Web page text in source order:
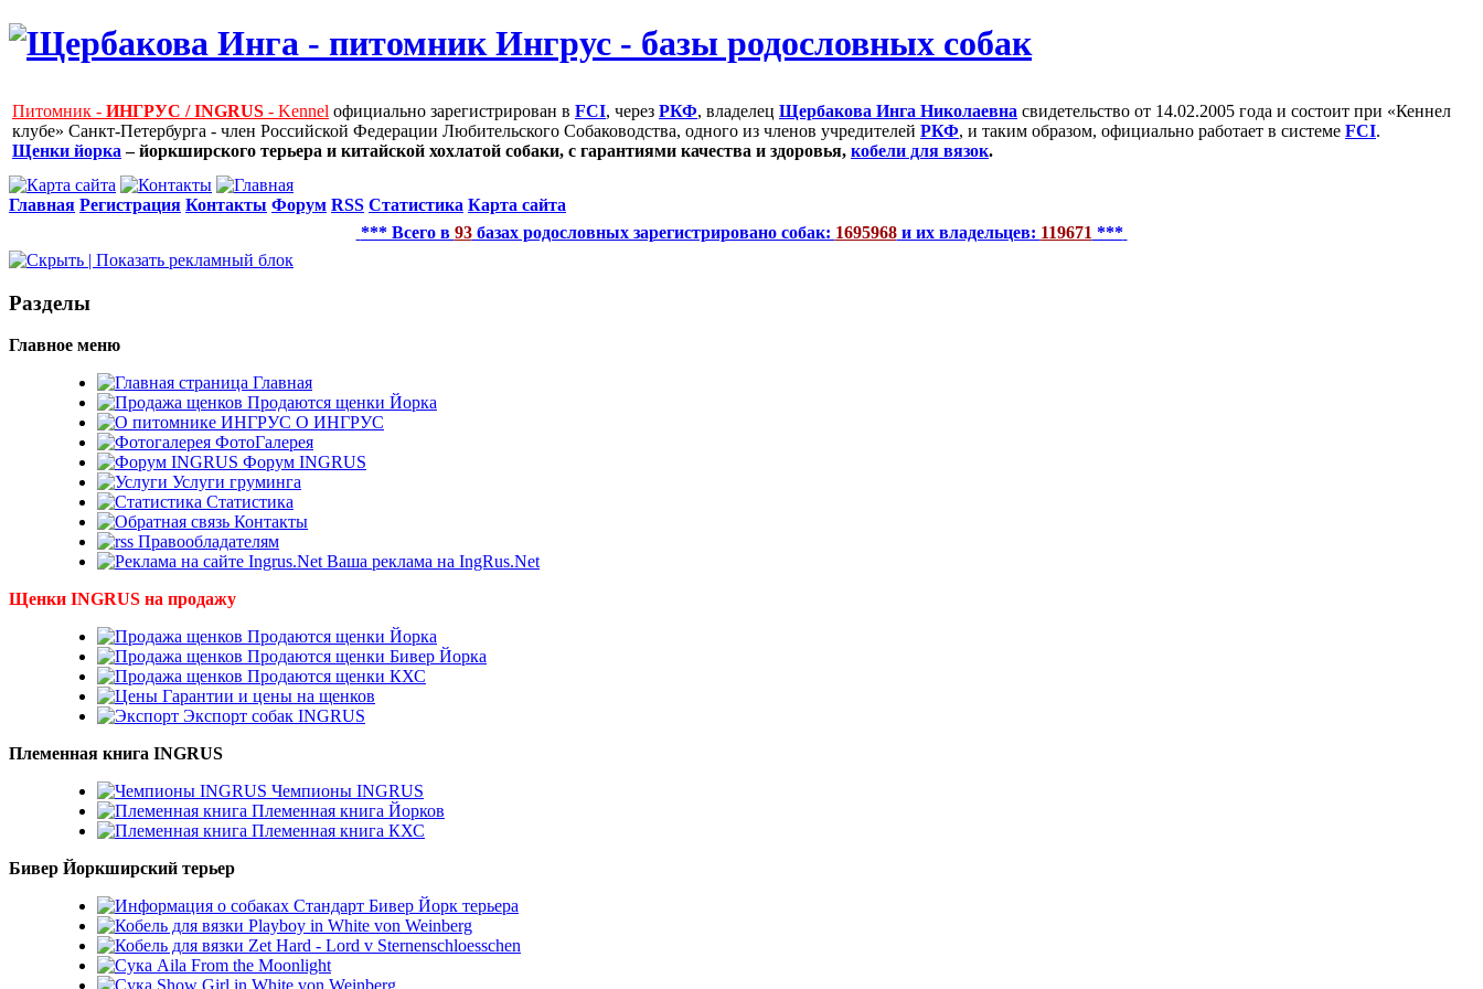
Питомник - ИНГРУС / INGRUS - Kennel официально зарегистрирован в FCI, через РКФ, владелец Щербакова Инга Николаевна свидетельство от 14.02.2005 года и состоит при «Кеннел
клубе» Санкт-Петербурга - член Российской Федерации Любительского Собаководства, одного из членов учредителей РКФ, и таким образом, официально работает в системе FCI.
Щенки йорка – йоркширского терьера и китайской хохлатой собаки, с гарантиями качества и здоровья, кобели для вязок.
Главная Регистрация Контакты Форум RSS Статистика Карта сайта
*** Всего в 93базах родословных зарегистрировано собак: 1695968и их владельцев: 119671 ***
Рaзделы
Главное меню
Главная
Продаются щенки Йорка
О ИНГРУС
ФотоГалерея
Форум INGRUS
Услуги груминга
Статистика
Контакты
Правообладателям
Ваша реклама на IngRus.Net
Щенки INGRUS на продажу
Продаются щенки Йорка
Продаются щенки Бивер Йорка
Продаются щенки КХС
Гарантии и цены на щенков
Экспорт собак INGRUS
Племенная книга INGRUS
Чемпионы INGRUS
Племенная книга Йорков
Племенная книга КХС
Бивер Йоркширский терьер
Стандарт Бивер Йорк терьера
Playboy in White von Weinberg
Zet Hard - Lord v Sternenschloesschen
Aila From the Moonlight